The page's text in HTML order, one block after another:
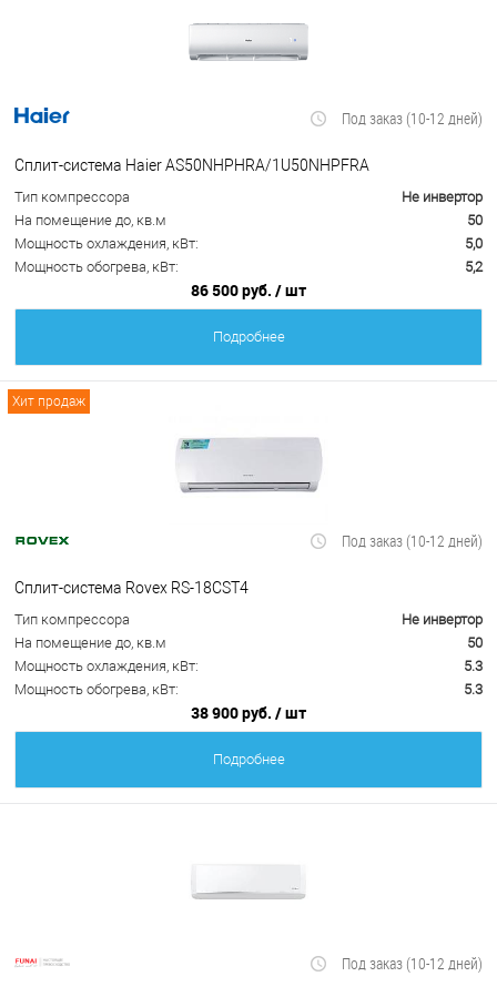
Под заказ (10-12 дней)
Сплит-система Haier AS50NHPHRA/1U50NHPFRA
Тип компрессора
Не инвертор
На помещение до, кв.м
50
Мощность охлаждения, кВт:
5,0
Мощность обогрева, кВт:
5,2
86 500 руб. / шт
Подробнее
Хит продаж
Под заказ (10-12 дней)
Сплит-система Rovex RS-18CST4
Тип компрессора
Не инвертор
На помещение до, кв.м
50
Мощность охлаждения, кВт:
5.3
Мощность обогрева, кВт:
5.3
38 900 руб. / шт
Подробнее
Под заказ (10-12 дней)